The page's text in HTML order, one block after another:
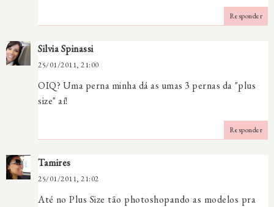
Responder
Silvia Spinassi
25/01/2011, 21:00
OIQ? Uma perna minha dá as umas 3 pernas da "plus
size" aí!
Responder
Tamires
25/01/2011, 21:02
Até no Plus Size tão photoshopando as modelos pra